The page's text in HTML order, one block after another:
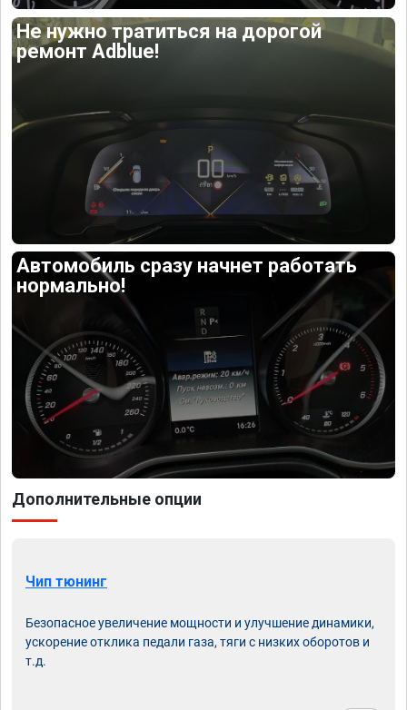
Не нужно тратиться на дорогой
ремонт Adblue!
Автомобиль сразу начнет работать
нормально!
Дополнительные опции
Чип тюнинг
Безопасное увеличение мощности и улучшение динамики,
ускорение отклика педали газа, тяги с низких оборотов и
т.д.